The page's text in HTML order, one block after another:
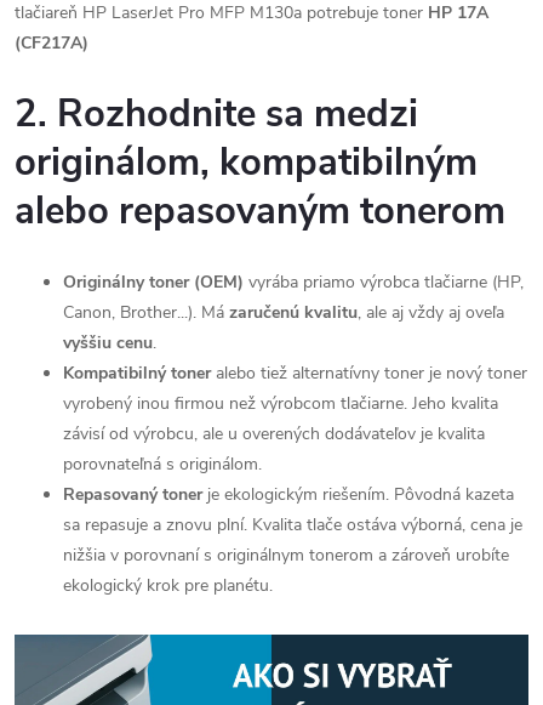
tlačiareň HP LaserJet Pro MFP M130a potrebuje toner HP 17A
(CF217A)
2. Rozhodnite sa medzi
originálom, kompatibilným
alebo repasovaným tonerom
Originálny toner (OEM) vyrába priamo výrobca tlačiarne (HP,
Canon, Brother...). Má zaručenú kvalitu, ale aj vždy aj oveľa
vyššiu cenu.
Kompatibilný toneralebo tiež alternatívny toner je nový toner
vyrobený inou firmou než výrobcom tlačiarne. Jeho kvalita
závisí od výrobcu, ale u overených dodávateľov je kvalita
porovnateľná s originálom.
Repasovaný toner je ekologickým riešením. Pôvodná kazeta
sa repasuje a znovu plní. Kvalita tlače ostáva výborná, cena je
nižšia v porovnaní s originálnym tonerom a zároveň urobíte
ekologický krok pre planétu.